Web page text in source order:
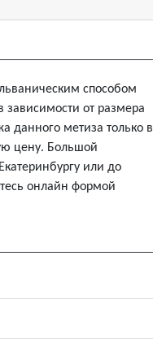
способом
от размера
данного метиза только в
цену. Большой
или до
онлайн формой